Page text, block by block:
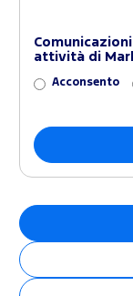
attività di
Acconsento